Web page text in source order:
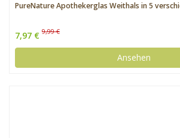
PureNature Apothekerglas Weithals in 5
7,97 € 9,99 €
Ansehen